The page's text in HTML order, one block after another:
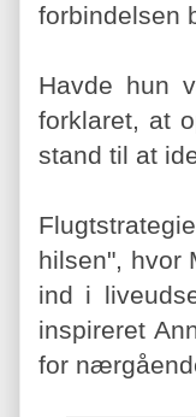
forbindelsen
Havde hun
forklaret, at
stand til at
hilsen", hvor
ind i
inspireret
for